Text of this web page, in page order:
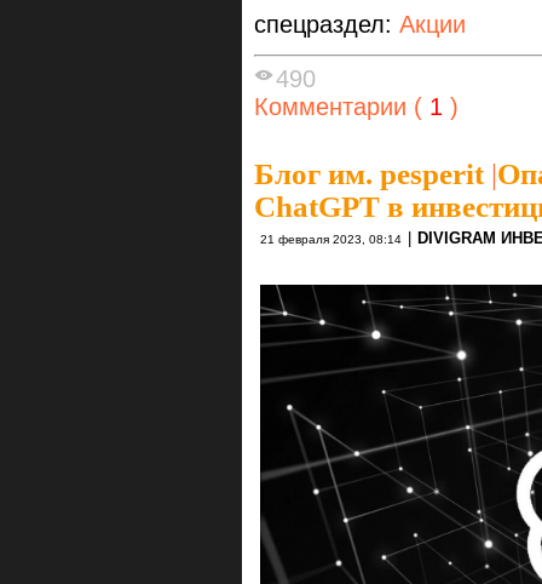
спецраздел: Акции
490
Комментарии ( 1 )
Блог им. pesperit|
ChatGPT в
21 февраля 2023, 08:14 | DIVIGRAM